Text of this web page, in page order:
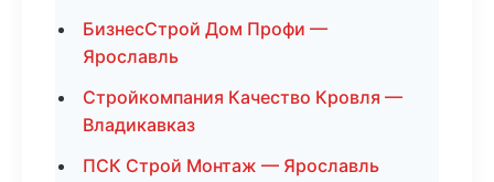
БизнесСтрой Дом Профи —
Ярославль
Стройкомпания Качество Кровля —
Владикавказ
ПСК Строй Монтаж — Ярославль